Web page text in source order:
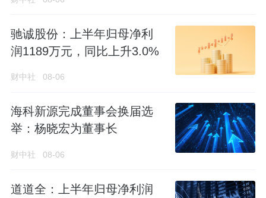
驰诚股份：上半年归母净利
润1189万元，同比上升3.0%
财中社 08-06
海科新源完成董事会换届选
举：杨晓宏为董事长
财中社 08-06
道道全：上半年归母净利润